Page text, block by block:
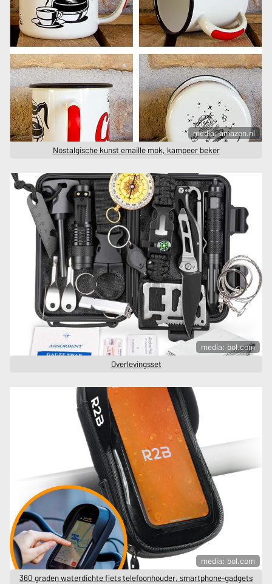
media: amazon.nl
Nostalgische kunst emaille mok, kampeer beker
media: bol.com
Overlevingsset
media: bol.com
360 graden waterdichte fiets telefoonhouder, smartphone-gadgets